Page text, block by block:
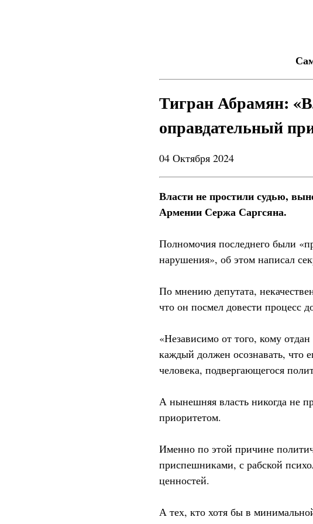
Тигран Абрамян:
оправдательный
04 Октября 2024
Власти не простили судью,
Армении Сержа Саргсяна.
Полномочия последнего были
нарушения», об этом написал
По мнению депутата,
что он посмел довести процесс
«Независимо от того, кому
каждый должен осознавать, что
человека, подвергающегося
А нынешняя власть никогда не
приоритетом.
Именно по этой причине
приспешниками, с рабской
ценностей.
А тех, кто хотя бы в